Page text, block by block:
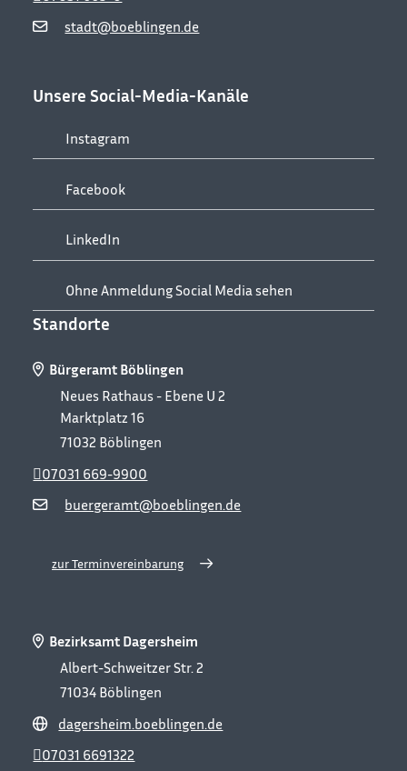
stadt@boeblingen.de
Unsere Social-Media-Kanäle
Instagram
Facebook
LinkedIn
Ohne Anmeldung Social Media sehen
Standorte
Bürgeramt Böblingen
Neues Rathaus - Ebene U 2
Marktplatz 16
71032 Böblingen
buergeramt@boeblingen.de
07031 669-9900
zur Terminvereinbarung
Bezirksamt Dagersheim
Albert-Schweitzer Str. 2
71034 Böblingen
dagersheim.boeblingen.de
07031 6691322